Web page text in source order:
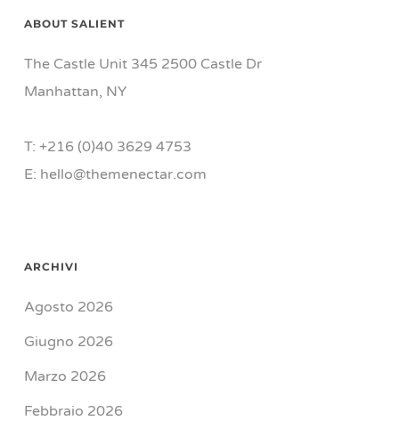
ABOUT SALIENT
The Castle Unit 345 2500 Castle Dr
Manhattan, NY
T: +216 (0)40 3629 4753
E: hello@themenectar.com
ARCHIVI
Agosto 2026
Giugno 2026
Marzo 2026
Febbraio 2026